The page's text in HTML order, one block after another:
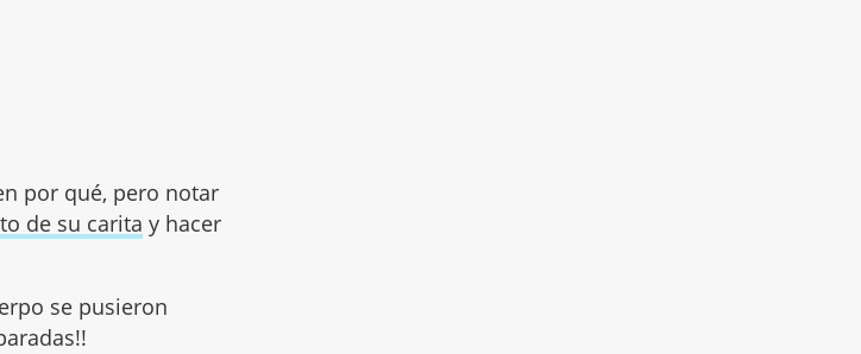
por qué, pero notar
de su carita y hacer
se pusieron